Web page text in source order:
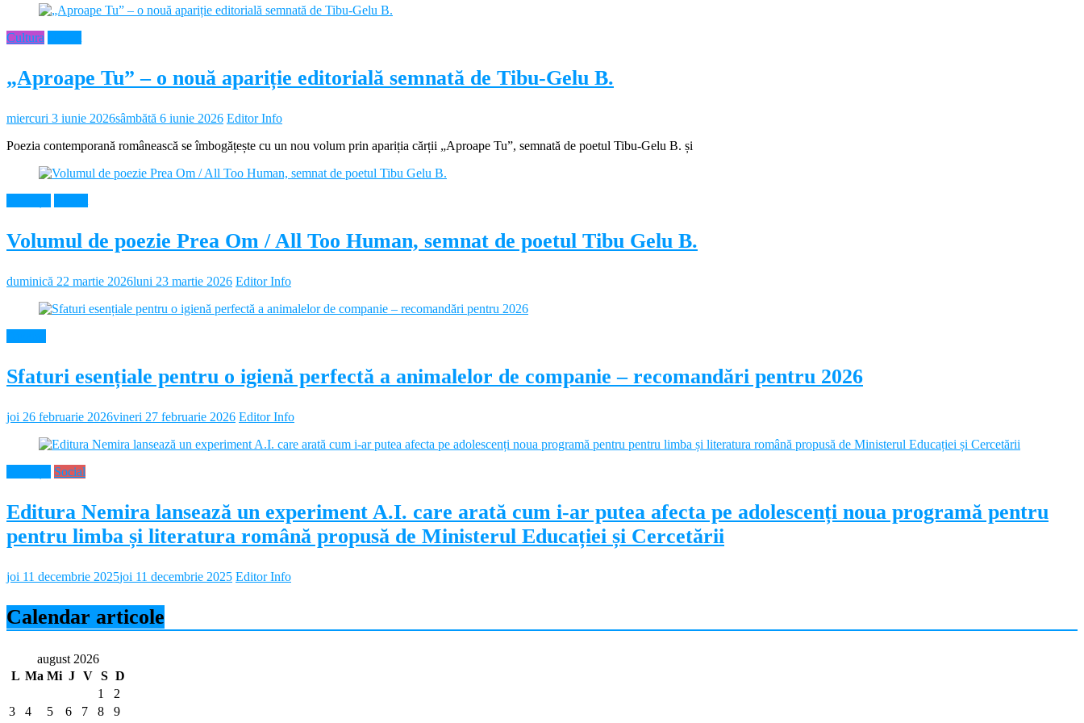
Cultura
„Aproape Tu” – o nouă apariție editorială semnată de Tibu-Gelu B.
miercuri 3 iunie 2026sâmbătă 6 iunie 2026 Editor Info
Poezia contemporană românească se îmbogățește cu un nou volum prin apariția cărții „Aproape Tu”, semnată de poetul Tibu-Gelu B. și
Volumul de poezie Prea Om / All Too Human, semnat de poetul Tibu Gelu B.
duminică 22 martie 2026luni 23 martie 2026 Editor Info
Sfaturi esențiale pentru o igienă perfectă a animalelor de companie – recomandări pentru 2026
joi 26 februarie 2026vineri 27 februarie 2026 Editor Info
Social
Editura Nemira lansează un experiment A.I. care arată cum i-ar putea afecta pe adolescenți noua programă pentru
pentru limba și literatura română propusă de Ministerul Educației și Cercetării
joi 11 decembrie 2025joi 11 decembrie 2025 Editor Info
Calendar articole
august 2026
L Ma Mi J V S D
1
2
3
4 5 6 7 8
9